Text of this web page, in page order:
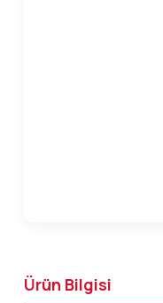
Ürün Bilgisi